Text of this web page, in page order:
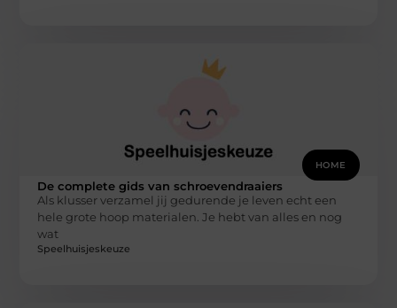
HOME
De complete gids van schroevendraaiers
Als klusser verzamel jij gedurende je leven echt een
hele grote hoop materialen. Je hebt van alles en nog
wat
Speelhuisjeskeuze